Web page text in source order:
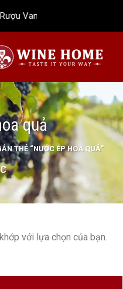
Rượu Vang Wine Home
quả
THẺ “NƯỚC ÉP HOA QUẢ”
với lựa chọn của bạn.